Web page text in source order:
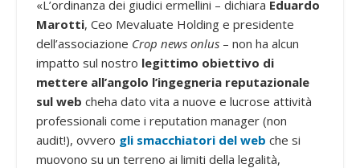
«L’ordinanza dei giudici ermellini – dichiara Eduardo
Marotti, Ceo Mevaluate Holding e presidente
dell’associazione Crop news onlus – non ha alcun
impatto sul nostro legittimo obiettivo di
mettere all’angolo l’ingegneria reputazionale
sul web cheha dato vita a nuove e lucrose attività
professionali come i reputation manager (non
audit!), ovvero gli smacchiatori del web che si
muovono su un terreno ai limiti della legalità,